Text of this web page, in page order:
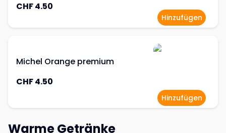
CHF 4.50
Hinzufügen
Michel Orange premium
CHF 4.50
Hinzufügen
Warme Getränke